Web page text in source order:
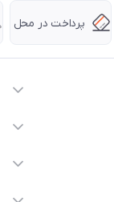
پرداخت در محل